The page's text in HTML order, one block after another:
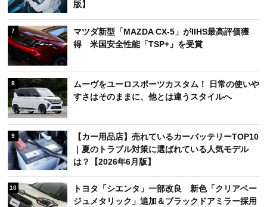
版】
7
マツダ新型「MAZDA CX-5」がIIHS最高評価獲
得 米国安全性能「TSP+」を受賞
8
ムーヴをユーロスポーツカスタム！ 日常の使いや
すさはそのままに、他とは違うスタイルへ
9
【カー用品店】売れているカーバッテリーTOP10
｜夏のトラブル対策に選ばれている人気モデル
は？【2026年6月版】
10
トヨタ「シエンタ」一部改良 新色「クリアベー
ジュメタリック」追加＆ブラックドアミラー採用